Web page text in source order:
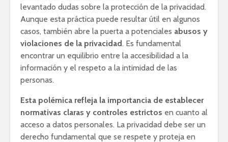
levantado dudas sobre la protección de la privacidad.
Aunque esta práctica puede resultar útil en algunos
casos, también abre la puerta a potenciales abusos y
violaciones de la privacidad. Es fundamental
encontrar un equilibrio entre la accesibilidad a la
información y el respeto a la intimidad de las
personas.
Esta polémica refleja la importancia de establecer
normativas claras y controles estrictos en cuanto al
acceso a datos personales. La privacidad debe ser un
derecho fundamental que se respete y proteja en